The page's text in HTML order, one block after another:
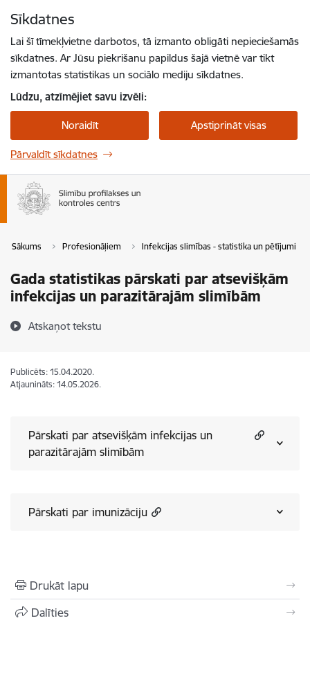
Sīkdatnes
Lai šī tīmekļvietne darbotos, tā izmanto obligāti nepieciešamās
sīkdatnes. Ar Jūsu piekrišanu papildus šajā vietnē var tikt
izmantotas statistikas un sociālo mediju sīkdatnes.
Lūdzu, atzīmējiet savu izvēli:
Noraidīt Apstiprināt visas
Pārvaldīt sīkdatnes
Sākums Profesionāļiem Infekcijas slimības - statistika un pētījumi
Gada statistikas pārskati par atsevišķām
infekcijas un parazitārajām slimībām
Atskaņot tekstu
Publicēts: 15.04.2020.
Atjaunināts: 14.05.2026.
Pārskati par atsevišķām infekcijas un
parazitārajām slimībām
Pārskati par imunizāciju
Drukāt lapu
Dalīties